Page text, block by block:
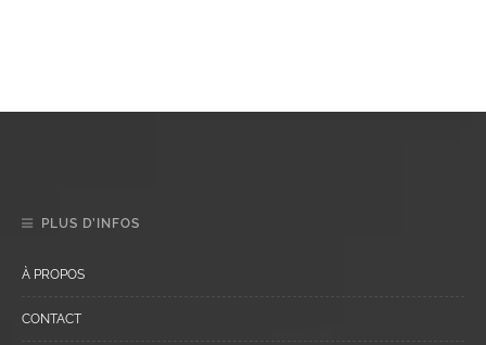
PLUS D’INFOS
À PROPOS
CONTACT